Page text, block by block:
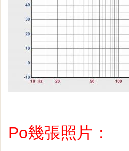
Po幾張照片：